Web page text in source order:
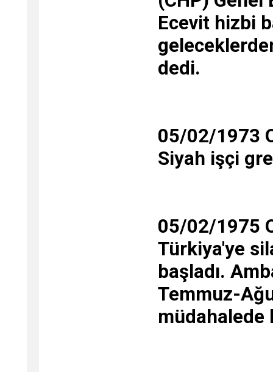
Ecevit hizbi
dedi.
05/02/1973
Siyah işçi
05/02/1975
Türkiya'ye
başladı.
Temmuz-
müdahalede